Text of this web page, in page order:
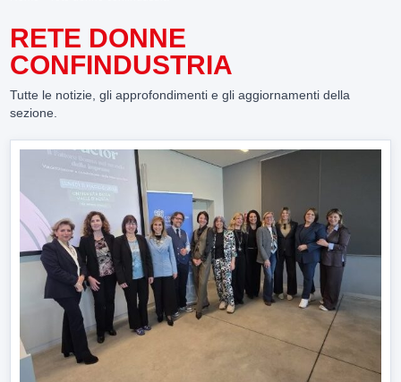
RETE DONNE
CONFINDUSTRIA
Tutte le notizie, gli approfondimenti e gli aggiornamenti della
sezione.